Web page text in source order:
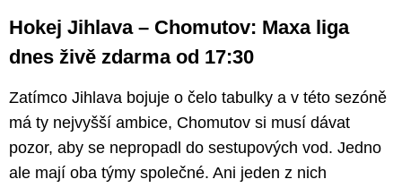
Hokej Jihlava – Chomutov: Maxa liga
dnes živě zdarma od 17:30
Zatímco Jihlava bojuje o čelo tabulky a v této sezóně
má ty nejvyšší ambice, Chomutov si musí dávat
pozor, aby se nepropadl do sestupových vod. Jedno
ale mají oba týmy společné. Ani jeden z nich